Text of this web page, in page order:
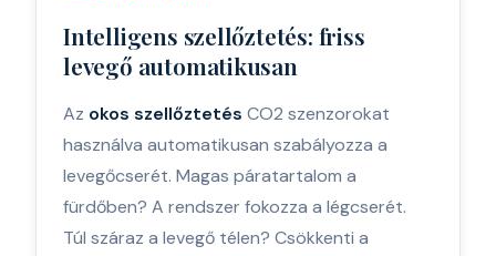
Intelligens szellőztetés: friss
levegő automatikusan
Az okos szellőztetés CO2 szenzorokat
használva automatikusan szabályozza a
levegőcserét. Magas páratartalom a
fürdőben? A rendszer fokozza a légcserét.
Túl száraz a levegő télen? Csökkenti a